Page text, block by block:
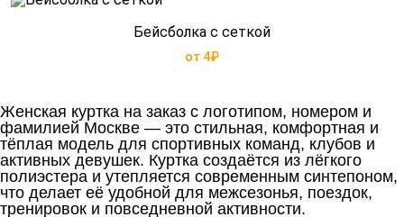
Бейсболка с сеткой
от 4₽
Женская куртка на заказ с логотипом, номером и
фамилией Москве — это стильная, комфортная и
тёплая модель для спортивных команд, клубов и
активных девушек. Куртка создаётся из лёгкого
полиэстера и утепляется современным синтепоном,
что делает её удобной для межсезонья, поездок,
тренировок и повседневной активности.